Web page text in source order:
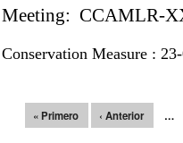
Meeting: CCAMLR-
Conservation Measure :
Páginas« Primero ‹ Anterior …